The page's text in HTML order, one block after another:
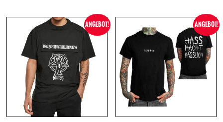
ANGEBOT! ANGEBOT!